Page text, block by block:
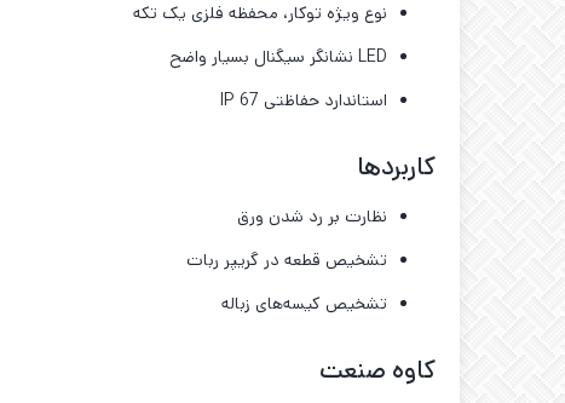
نوع ویژه توکار، محفظه فلزی یک تکه
LED نشانگر سیگنال بسیار واضح
استاندارد حفاظتی IP 67
کاربردها
نظارت بر رد شدن ورق
تشخیص قطعه در گریپر ربات
تشخیص کیسه‌های زباله
کاوه صنعت